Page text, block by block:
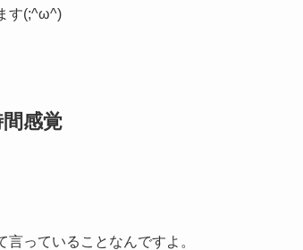
す(;^ω^)
感覚
っていることなんですよ。